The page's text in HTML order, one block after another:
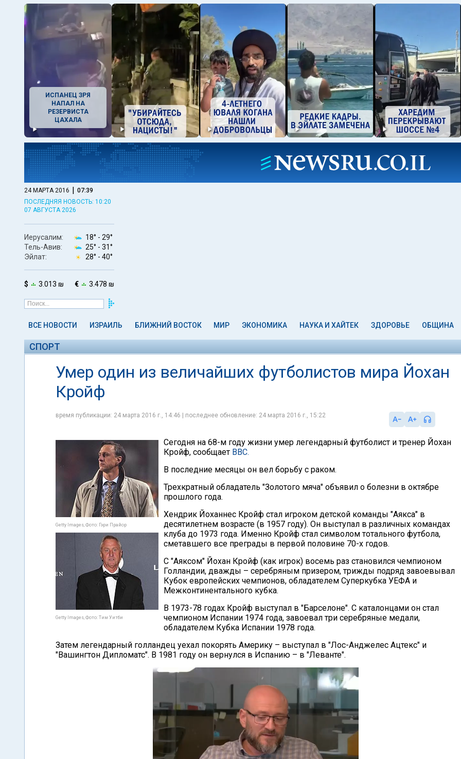
ИСПАНЕЦ ЗРЯ
НАПАЛ НА
РЕЗЕРВИСТА
ЦАХАЛА
24 МАРТА 2016 | 07:39
ПОСЛЕДНЯЯ НОВОСТЬ: 10:20
07 АВГУСТА 2026
Иерусалим: 18° - 29°
Тель-Авив:
25° - 31°
Эйлат:
28° - 40°
$ 3.013 ₪ € 3.478 ₪
ВСЕ НОВОСТИ ИЗРАИЛЬ БЛИЖНИЙ ВОСТОК МИР ЭКОНОМИКА НАУКА И ХАЙТЕК ЗДОРОВЬЕ ОБЩИНА
СПОРТ
Умер один из величайших футболистов мира Йохан
Кройф
время публикации: 24 марта 2016 г., 14:46 | последнее обновление: 24 марта 2016 г., 15:22
Getty Images, Фото: Гэри Прайор
Getty Images, Фото: Тим Уитби
Сегодня на 68-м году жизни умер легендарный футболист и тренер Йохан
Кройф, сообщает ВВС.
В последние месяцы он вел борьбу с раком.
Трехкратный обладатель "Золотого мяча" объявил о болезни в октябре
прошлого года.
Хендрик Йоханнес Кройф стал игроком детской команды "Аякса" в
десятилетнем возрасте (в 1957 году). Он выступал в различных командах
клуба до 1973 года. Именно Кройф стал символом тотального футбола,
сметавшего все преграды в первой половине 70-х годов.
С "Аяксом" Йохан Кройф (как игрок) восемь раз становился чемпионом
Голландии, дважды – серебряным призером, трижды подряд завоевывал
Кубок европейских чемпионов, обладателем Суперкубка УЕФА и
Межконтинентального кубка.
В 1973-78 годах Кройф выступал в "Барселоне". С каталонцами он стал
чемпионом Испании 1974 года, завоевал три серебряные медали,
обладателем Кубка Испании 1978 года.
Затем легендарный голландец уехал покорять Америку – выступал в "Лос-Анджелес Ацтекс" и
"Вашингтон Дипломатс". В 1981 году он вернулся в Испанию – в "Леванте".